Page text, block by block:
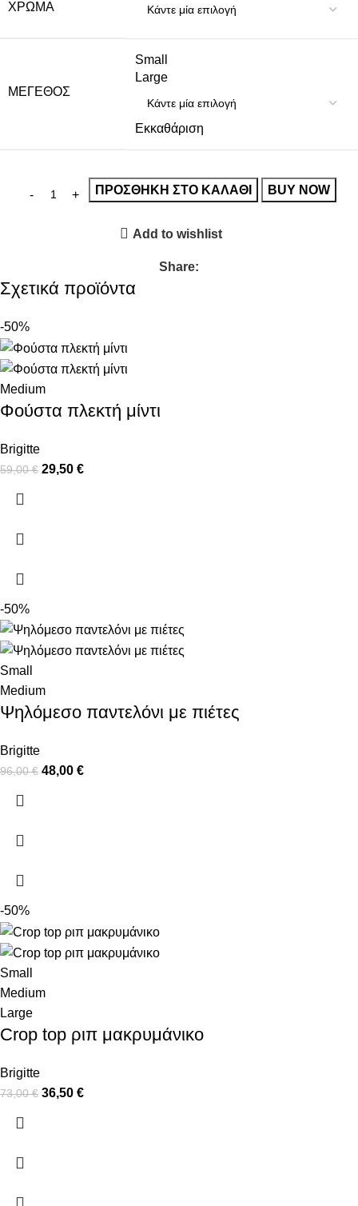
ΧΡΏΜΑ
ΜΈΓΕΘΟΣ
Small
Large
Εκκαθάριση
ΠΡΟΣΘΉΚΗ ΣΤΟ ΚΑΛΆΘΙ BUY NOW
Add to wishlist
Share:
Σχετικά προϊόντα
-50%
Medium
Φούστα πλεκτή μίντι
Brigitte
59,00€ 29,50 €
-50%
Small
Medium
Ψηλόμεσο παντελόνι με πιέτες
Brigitte
96,00€ 48,00 €
-50%
Small
Medium
Large
Crop top ριπ μακρυμάνικο
Brigitte
73,00€ 36,50 €